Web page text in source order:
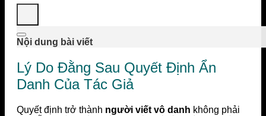
Nội dung bài viết
Lý Do Đằng Sau Quyết Định Ẩn
Danh Của Tác Giả
Quyết định trở thành người viết vô danh không phải